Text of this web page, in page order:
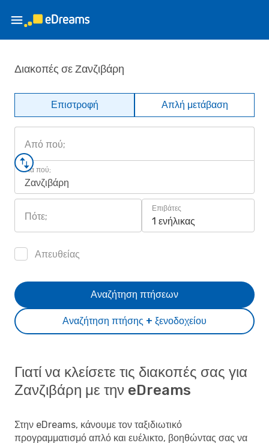
Διακοπές σε Ζανζιβάρη
Επιστροφή Απλή μετάβαση
Από πού;
Για πού;
Ζανζιβάρη
Πότε;
Επιβάτες
1 ενήλικας
Απευθείας
Αναζήτηση πτήσης + ξενοδοχείου
Αναζήτηση πτήσεων
Γιατί να κλείσετε τις διακοπές σας για
Ζανζιβάρη με την eDreams
Στην eDreams, κάνουμε τον ταξιδιωτικό
προγραμματισμό απλό και ευέλικτο, βοηθώντας σας να